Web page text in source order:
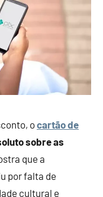
ocartão de
sobre as
que a
por falta de
cultural e